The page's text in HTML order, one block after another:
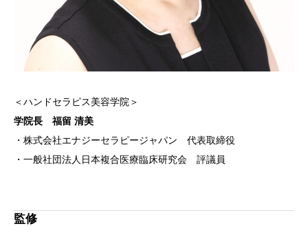
＜ハンドセラピス美容学院＞
学院長 福留 清美
・株式会社エナジーセラピージャパン 代表取締役
・一般社団法人日本複合医療臨床研究会 評議員
監修